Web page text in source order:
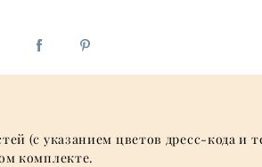
(с указанием цветов дресс-кода и
комплекте.